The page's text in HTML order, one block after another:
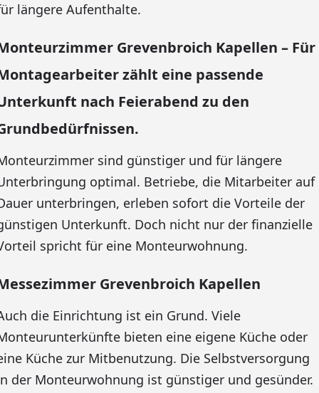
längere Aufenthalte.
Grevenbroich Kapellen – Für
zählt eine passende
nach Feierabend zu den
sind günstiger und für längere
optimal. Betriebe, die Mitarbeiter auf
unterbringen, erleben sofort die Vorteile der
Unterkunft. Doch nicht nur der finanzielle
spricht für eine Monteurwohnung.
Grevenbroich Kapellen
die Einrichtung ist ein Grund. Viele
bieten eine eigene Küche oder
Küche zur Mitbenutzung. Die Selbstversorgung
der Monteurwohnung ist günstiger und gesünder.